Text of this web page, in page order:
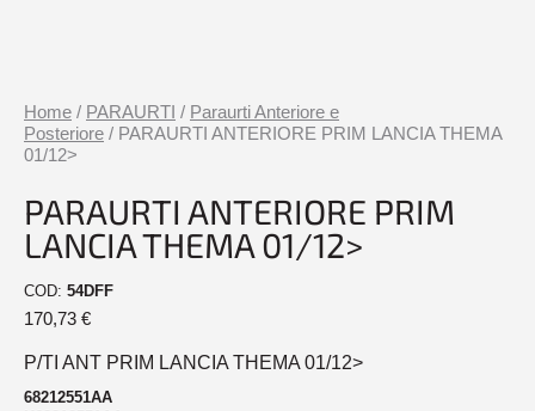
Home / PARAURTI / Paraurti Anteriore e
Posteriore / PARAURTI ANTERIORE PRIM LANCIA THEMA
01/12>
PARAURTI ANTERIORE PRIM
LANCIA THEMA 01/12>
COD: 54DFF
170,73 €
P/TI ANT PRIM LANCIA THEMA 01/12>
68212551AA